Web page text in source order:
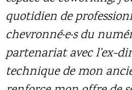
quotidien de
chevronné·e·s du
partenariat avec l’ex-
technique de mon